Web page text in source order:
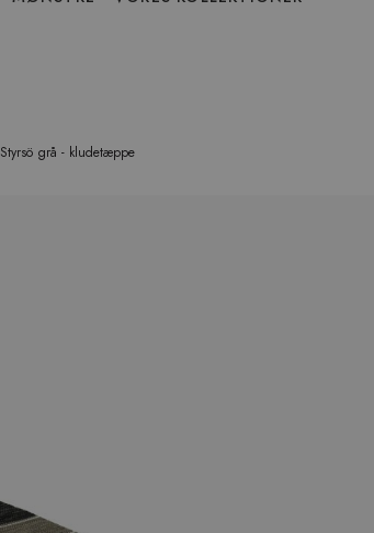
Styrsö grå - kludetæppe